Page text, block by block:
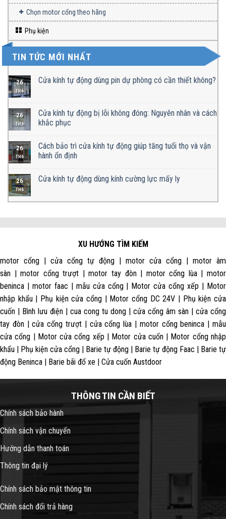
Chọn motor cổng theo hãng
Phụ kiện
TIN TỨC MỚI NHẤT
26
TH6
Cửa kính tự động dùng pin dự phòng có cần thiết không?
26
TH6
Cửa kính tự động bị lỗi không đóng: Nguyên nhân và cách
khắc phục
26
TH6
Cách bảo trì cửa kính tự động giúp tăng tuổi thọ và vận
hành ổn định
26
TH6
Cửa kính tự động dùng kính cường lực mấy ly
XU HƯỚNG TÌM KIẾM
motor cổng | cửa cổng tự động | motor cửa cổng | motor âm
sàn | motor cổng trượt | motor tay đòn | motor cổng lùa | motor
beninca | motor faac | mẫu cửa cổng | Motor cửa cổng xếp | Motor
nhập khẩu | Phụ kiện cửa cổng | Motor cổng DC 24V | Phụ kiện cửa
cuốn | Bình lưu điện | cua cong tu dong | cửa cổng âm sàn | cửa cổng
tay đòn | cửa cổng trượt | cửa cổng lùa | motor cổng beninca | mẫu
cửa cổng | Motor cửa cổng xếp | Motor cửa cuốn | Motor cổng nhập
khẩu | Phụ kiện cửa cổng | Barie tự động | Barie tự động Faac | Barie tự
động Beninca | Barie bãi đổ xe | Cửa cuốn Austdoor
THÔNG TIN CẦN BIẾT
Chính sách bảo hành
Chính sách vận chuyển
Hướng dẫn thanh toán
Thông tin đại lý
Chính sách bảo mật thông tin
Chính sách đổi trả hàng